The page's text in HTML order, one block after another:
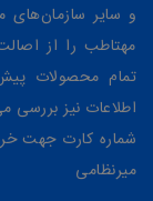
و سایر سازمان‌های
مهتاطب را از
تمام محصولات
اطلاعات نیز بررسی
میرنظامی